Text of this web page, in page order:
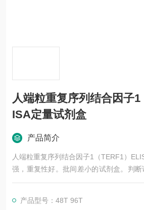
人端粒重复序列结合因子
ISA定量试剂盒
产品简介
人端粒重复序列结合因子1（TERF1）
强，重复性好。批间差小的试剂盒。判断
不仅是广告，更应该是靠过硬的技术，
指导，是各大高校和研究所合作品牌。期
产品型号：48T 96T